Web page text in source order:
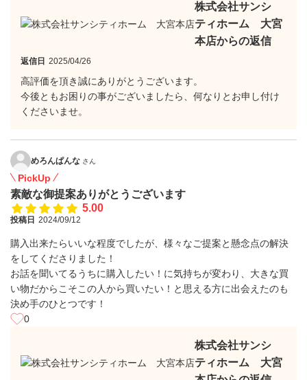
株式会社サンシ
ティホーム 大宮
本店からの返信
返信日 2025/04/26
高評価を頂き誠にありがとうございます。
今後ともお困りの事がございましたら、何なりとお申し付け
くださいませ。
めろんぱんな さん
PickUp
素敵な御提案ありがとうございます
5.00
投稿日 2024/09/12
購入出来たらいいな程度でしたが、様々なご提案と懸念点の解決
をしてくださりました！
お話を聞いてるうちに購入したい！に気持ちが変わり、大きな買
い物だからこそこの人から買いたい！と思える方に出会えたのも
決め手のひとつです！
0
株式会社サンシ
ティホーム 大宮